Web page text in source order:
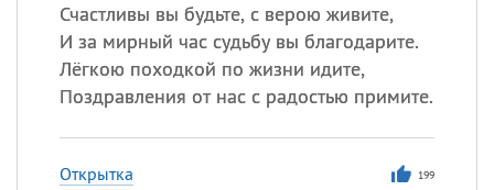
Счастливы вы будьте, с верою живите,
И за мирный час судьбу вы благодарите.
Лёгкою походкой по жизни идите,
Поздравления от нас с радостью примите.
Открытка 199